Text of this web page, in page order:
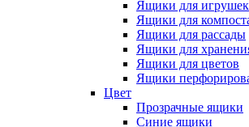
Ящики для игрушек
Ящики для
Ящики для рассады
Ящики для
Ящики для цветов
Ящики
Цвет
Прозрачные ящики
Синие ящики